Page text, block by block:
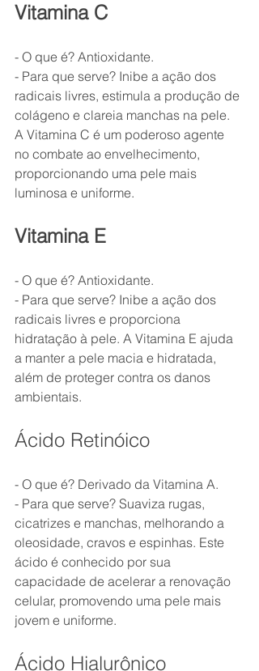
Vitamina C
- O que é? Antioxidante.
- Para que serve? Inibe a ação dos
radicais livres, estimula a produção de
colágeno e clareia manchas na pele.
A Vitamina C é um poderoso agente
no combate ao envelhecimento,
proporcionando uma pele mais
luminosa e uniforme.
Vitamina E
- O que é? Antioxidante.
- Para que serve? Inibe a ação dos
radicais livres e proporciona
hidratação à pele. A Vitamina E ajuda
a manter a pele macia e hidratada,
além de proteger contra os danos
ambientais.
Ácido Retinóico
- O que é? Derivado da Vitamina A.
- Para que serve? Suaviza rugas,
cicatrizes e manchas, melhorando a
oleosidade, cravos e espinhas. Este
ácido é conhecido por sua
capacidade de acelerar a renovação
celular, promovendo uma pele mais
jovem e uniforme.
Ácido Hialurônico